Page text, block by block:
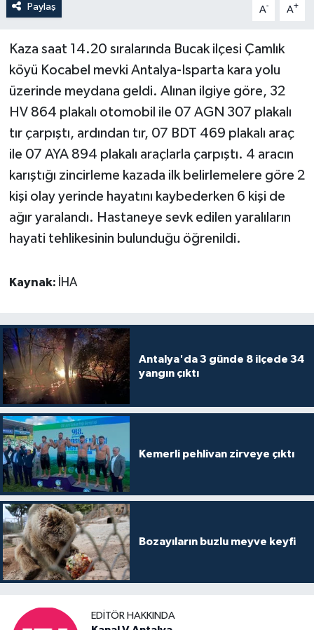
Paylaş A- A+
Kaza saat 14.20 sıralarında Bucak ilçesi Çamlık
köyü Kocabel mevki Antalya-Isparta kara yolu
üzerinde meydana geldi. Alınan ilgiye göre, 32
HV 864 plakalı otomobil ile 07 AGN 307 plakalı
tır çarpıştı, ardından tır, 07 BDT 469 plakalı araç
ile 07 AYA 894 plakalı araçlarla çarpıştı. 4 aracın
karıştığı zincirleme kazada ilk belirlemelere göre 2
kişi olay yerinde hayatını kaybederken 6 kişi de
ağır yaralandı. Hastaneye sevk edilen yaralıların
hayati tehlikesinin bulunduğu öğrenildi.
Kaynak: İHA
Antalya'da 3 günde 8 ilçede 34
yangın çıktı
Kemerli pehlivan zirveye çıktı
Bozayıların buzlu meyve keyfi
EDITÖR HAKKINDA
Siyaset
Sosyal medya
Teknoloji
Televizyon
Turizm